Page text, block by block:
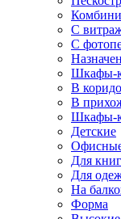
С
С
Шкафы-
В
В
Шкафы-
Детские
Для книг
Для
На
Форма